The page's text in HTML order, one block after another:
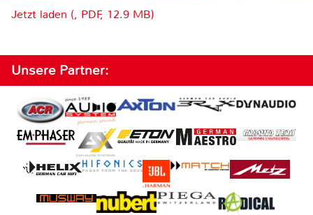
Jetzt laden (, PDF, 12.9 MB)
Unsere Partner: